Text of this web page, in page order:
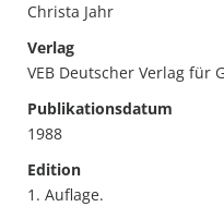
Christa Jahr
Verlag
VEB Deutscher Verlag für
Publikationsdatum
1988
Edition
1. Auflage.